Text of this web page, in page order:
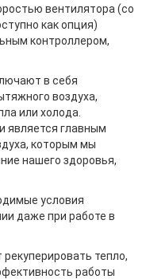
вентилятора (со
как опция)
контроллером,
в себя
воздуха,
или холода.
является главным
которым мы
нашего здоровья,
условия
даже при работе в
тепло,
работы